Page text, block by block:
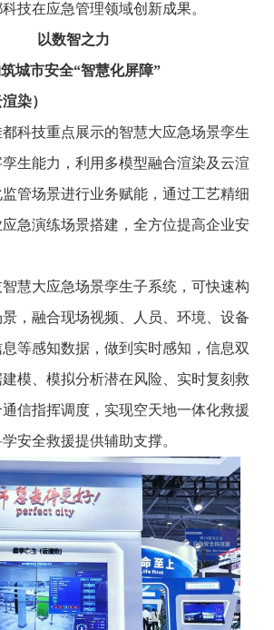
技在应急管理领域创新成果。
以数智之力
城市安全“智慧化屏障”
染）
技重点展示的智慧大应急场景孪生
生能力，利用多模型融合渲染及云渲
管场景进行业务赋能，通过工艺精细
急演练场景搭建，全方位提高企业安
大应急场景孪生子系统，可快速构
，融合现场视频、人员、环境、设备
等感知数据，做到实时感知，信息双
模、模拟分析潜在风险、实时复刻救
信指挥调度，实现空天地一体化救援
安全救援提供辅助支撑。